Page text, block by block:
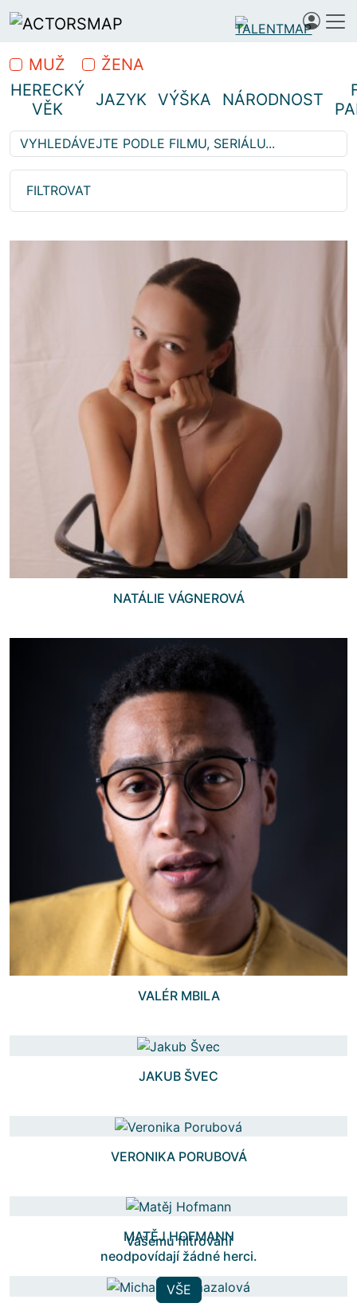
MUŽ
ŽENA
HERECKÝ
VĚK
JAZYK VÝŠKA NÁRODNOST
FILTROVAT
NATÁLIE VÁGNEROVÁ
VALÉR MBILA
JAKUB ŠVEC
VERONIKA PORUBOVÁ
MATĚJ HOFMANN
Vašemu filtrování
neodpovídají žádné herci.
VŠE